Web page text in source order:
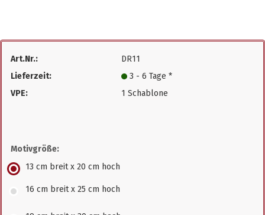
Art.Nr.:
DR11
Lieferzeit:
3 - 6 Tage *
VPE:
1 Schablone
Motivgröße:
13 cm breit x 20 cm hoch
16 cm breit x 25 cm hoch